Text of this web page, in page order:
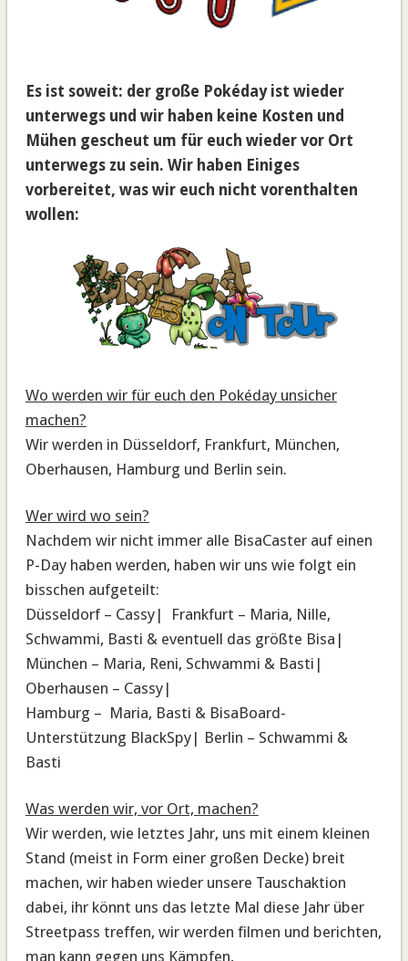
Es ist soweit: der große Pokéday ist wieder
unterwegs und wir haben keine Kosten und
Mühen gescheut um für euch wieder vor Ort
unterwegs zu sein. Wir haben Einiges
vorbereitet, was wir euch nicht vorenthalten
wollen:
Wo werden wir für euch den Pokéday unsicher
machen?
Wir werden in Düsseldorf, Frankfurt, München,
Oberhausen, Hamburg und Berlin sein.
Wer wird wo sein?
Nachdem wir nicht immer alle BisaCaster auf einen
P-Day haben werden, haben wir uns wie folgt ein
bisschen aufgeteilt:
Düsseldorf – Cassy| Frankfurt – Maria, Nille,
Schwammi, Basti & eventuell das größte Bisa|
München – Maria, Reni, Schwammi & Basti|
Oberhausen – Cassy|
Hamburg – Maria, Basti & BisaBoard-
Unterstützung BlackSpy| Berlin – Schwammi &
Basti
Was werden wir, vor Ort, machen?
Wir werden, wie letztes Jahr, uns mit einem kleinen
Stand (meist in Form einer großen Decke) breit
machen, wir haben wieder unsere Tauschaktion
dabei, ihr könnt uns das letzte Mal diese Jahr über
Streetpass treffen, wir werden filmen und berichten,
man kann gegen uns Kämpfen,